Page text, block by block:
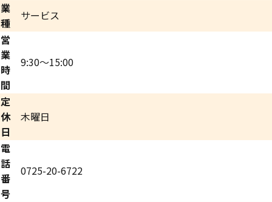
業
種
サービス
営
業
時
間
9:30～15:00
定
休
日
木曜日
電
話
番
号
0725-20-6722